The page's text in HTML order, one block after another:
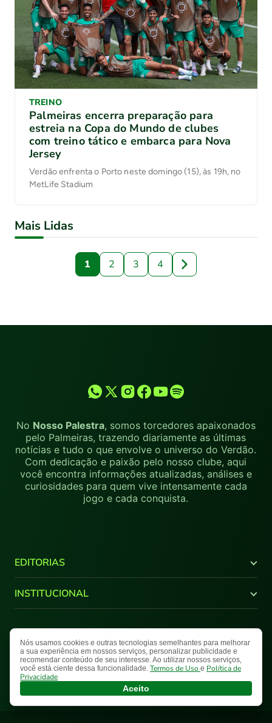
TREINO
Palmeiras encerra preparação para
estreia na Copa do Mundo de clubes
com treino tático e embarca para Nova
Jersey
Verdão enfrenta o Porto neste domingo (15), às 19h, no
MetLife Stadium
Mais Lidas
1 2 3 4
No Nosso Palestra, somos torcedores apaixonados
pelo Palmeiras, trazendo diariamente as últimas
notícias e tudo o que envolve o universo do Verdão.
Com dedicação e paixão pelo nosso clube, aqui
você encontra informações atualizadas, análises e
curiosidades para quem vive intensamente cada
jogo e cada conquista.
EDITORIAS
Últimas Notícias
Brasileirão
Libertadores
Supercopa do Brasil
Paulistão
NPlay
Galeria
Entrevista
INSTITUCIONAL
Quem Somos
Comercial
Fale Conosco
Nosso Palestra © 2026 Todos os direitos reservados.
Termos de UsoPolítica de PrivacidadeMapa do Site
Nós usamos cookies e outras tecnologias semelhantes para melhorar
a sua experiência em nossos serviços, personalizar publicidade e
recomendar conteúdo de seu interesse. Ao utilizar nossos serviços,
você está ciente dessa funcionalidade. Termos de Uso e Política de
Privacidade
Aceito